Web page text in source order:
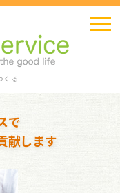
くる
で
献します